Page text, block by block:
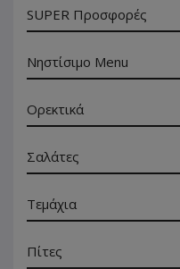
SUPER Προσφορές
Νηστίσιμο Menu
Ορεκτικά
Σαλάτες
Τεμάχια
Πίτες